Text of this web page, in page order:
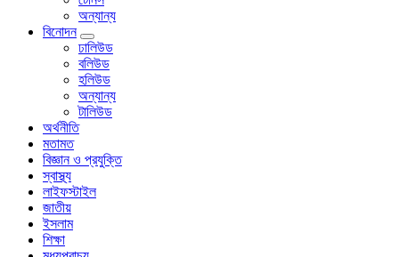
অন্যান্য
বিনোদন
ঢালিউড
বলিউড
হলিউড
অন্যান্য
টালিউড
অর্থনীতি
মতামত
বিজ্ঞান ও প্রযুক্তি
স্বাস্থ্য
লাইফস্টাইল
জাতীয়
ইসলাম
শিক্ষা